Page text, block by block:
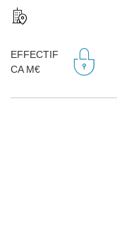
EFFECTIF
CA M€